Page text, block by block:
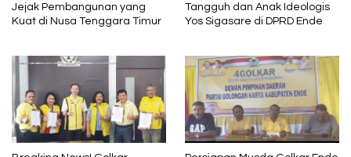
Jejak Pembangunan yang
Kuat di Nusa Tenggara Timur
Tangguh dan Anak Ideologis
Yos Sigasare di DPRD Ende